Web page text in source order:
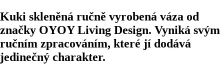
Kuki skleněná ručně vyrobená váza od
značky OYOY Living Design. Vyniká svým
ručním zpracováním, které jí dodává
jedinečný charakter.